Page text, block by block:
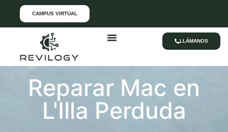
CAMPUS VIRTUAL
LLÁMANOS
Reparar Mac en
L'Illa Perduda